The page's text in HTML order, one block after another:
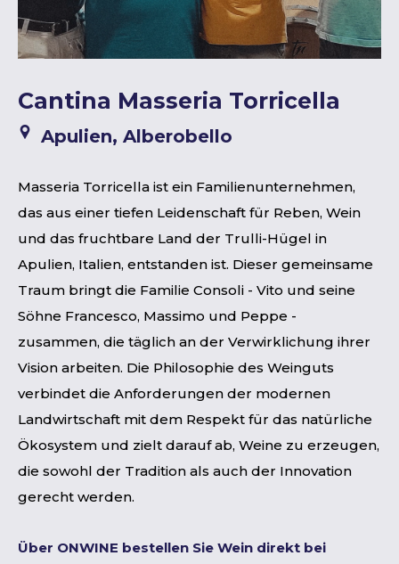
Cantina Masseria Torricella
Apulien, Alberobello
Masseria Torricella ist ein Familienunternehmen,
das aus einer tiefen Leidenschaft für Reben, Wein
und das fruchtbare Land der Trulli-Hügel in
Apulien, Italien, entstanden ist. Dieser gemeinsame
Traum bringt die Familie Consoli - Vito und seine
Söhne Francesco, Massimo und Peppe -
zusammen, die täglich an der Verwirklichung ihrer
Vision arbeiten. Die Philosophie des Weinguts
verbindet die Anforderungen der modernen
Landwirtschaft mit dem Respekt für das natürliche
Ökosystem und zielt darauf ab, Weine zu erzeugen,
die sowohl der Tradition als auch der Innovation
gerecht werden.
Über ONWINE bestellen Sie Wein direkt bei